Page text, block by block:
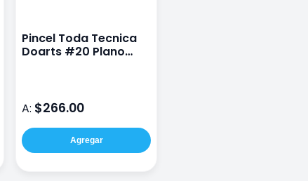
Pincel Toda Tecnica
Doarts #20 Plano
A: $266.00
Agregar